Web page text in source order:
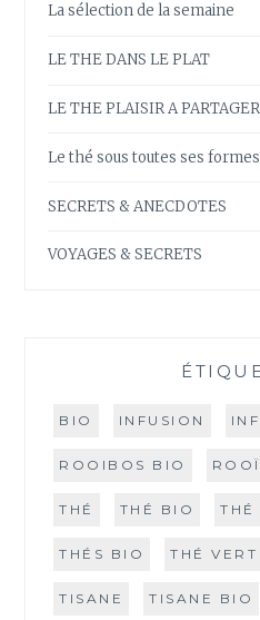
La sélection de la semaine
LE THE DANS LE PLAT
LE THE PLAISIR A PARTAGER
Le thé sous toutes ses formes
SECRETS & ANECDOTES
VOYAGES & SECRETS
BIO INFUSION
ROOIBOS BIO
THÉ THÉ BIO THÉ
THÉS BIO THÉ VERT
TISANE TISANE BIO